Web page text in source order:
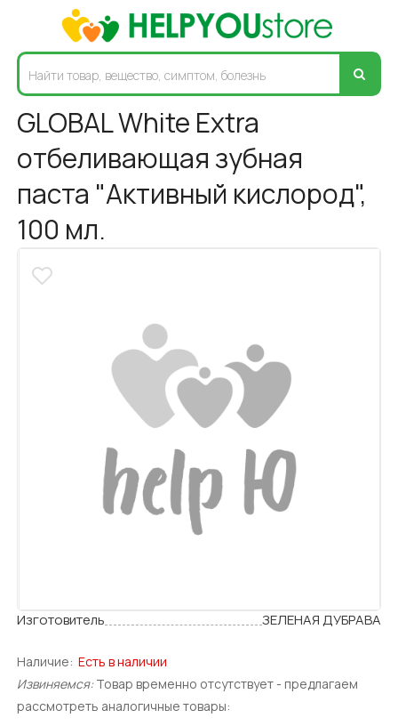
GLOBAL White Extra
отбеливающая зубная
паста "Активный кислород",
100 мл.
Изготовитель ЗЕЛЕНАЯ ДУБРАВА
Наличие: Есть в наличии
Извиняемся: Товар временно отсутствует - предлагаем
рассмотреть аналогичные товары: